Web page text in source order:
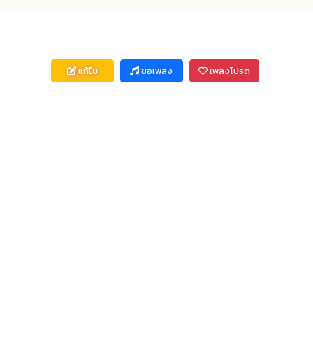
แก้ไข ขอเพลง เพลงโปรด